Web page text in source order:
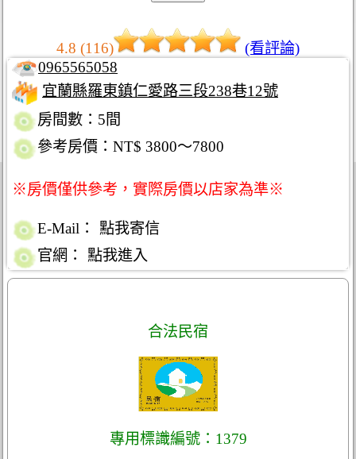
4.8 (116)
(看評論)
0965565058
宜蘭縣羅東鎮仁愛路三段238巷12號
房間數：5間
參考房價：NT$ 3800～7800
※房價僅供參考，實際房價以店家為準※
E-Mail：
點我寄信
官網：
點我進入
合法民宿
專用標識編號：1379